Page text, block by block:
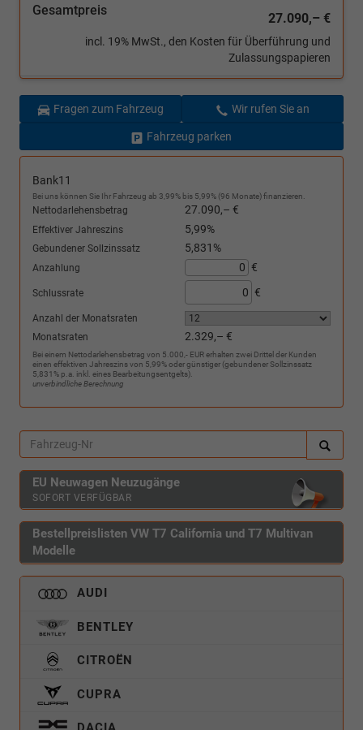
Gesamtpreis
27.090,– €
incl. 19% MwSt., den Kosten für Überführung und
Zulassungspapieren
Fragen zum Fahrzeug Wir rufen Sie an
Fahrzeug parken
Bank11
Bei uns können Sie Ihr Fahrzeug ab 3,99% bis 5,99% (96 Monate) finanzieren.
Nettodarlehensbetrag 27.090,– €
Effektiver Jahreszins 5,99%
Gebundener Sollzinssatz 5,831%
Anzahlung €
Schlussrate €
Anzahl der Monatsraten
Monatsraten
2.329,– €
Bei einem Nettodarlehensbetrag von 5.000,- EUR erhalten zwei Drittel der Kunden
einen effektiven Jahreszins von 5,99% oder günstiger (gebundener Sollzinssatz
5,831% p.a. inkl. eines Bearbeitungsentgelts).
unverbindliche Berechnung
EU Neuwagen Neuzugänge
SOFORT VERFÜGBAR
Bestellpreislisten VW T7 California und T7 Multivan
Modelle
AUDI
BENTLEY
CITROËN
CUPRA